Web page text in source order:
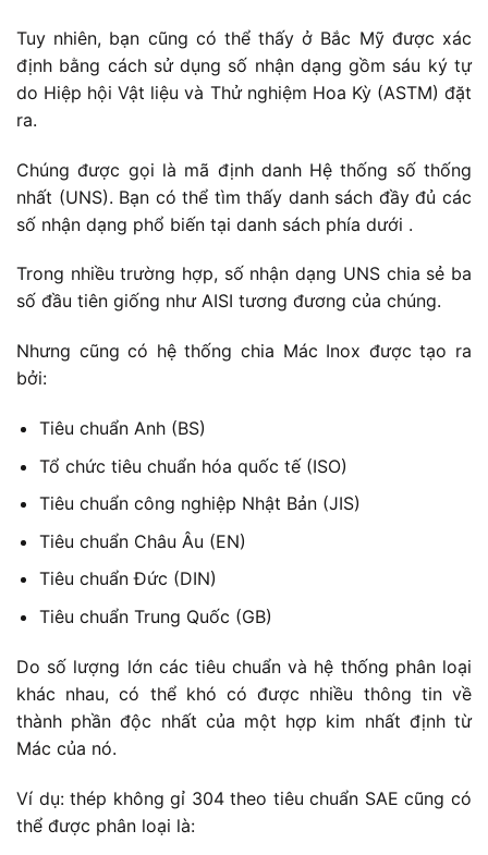
Tuy nhiên, bạn cũng có thể thấy ở Bắc Mỹ được xác
định bằng cách sử dụng số nhận dạng gồm sáu ký tự
do Hiệp hội Vật liệu và Thử nghiệm Hoa Kỳ (ASTM) đặt
ra.
Chúng được gọi là mã định danh Hệ thống số thống
nhất (UNS). Bạn có thể tìm thấy danh sách đầy đủ các
số nhận dạng phổ biến tại danh sách phía dưới .
Trong nhiều trường hợp, số nhận dạng UNS chia sẻ ba
số đầu tiên giống như AISI tương đương của chúng.
Nhưng cũng có hệ thống chia Mác Inox được tạo ra
bởi:
Tiêu chuẩn Anh (BS)
Tổ chức tiêu chuẩn hóa quốc tế (ISO)
Tiêu chuẩn công nghiệp Nhật Bản (JIS)
Tiêu chuẩn Châu Âu (EN)
Tiêu chuẩn Đức (DIN)
Tiêu chuẩn Trung Quốc (GB)
Do số lượng lớn các tiêu chuẩn và hệ thống phân loại
khác nhau, có thể khó có được nhiều thông tin về
thành phần độc nhất của một hợp kim nhất định từ
Mác của nó.
Ví dụ: thép không gỉ 304 theo tiêu chuẩn SAE cũng có
thể được phân loại là: